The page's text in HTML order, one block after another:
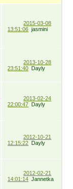
2015-03-08
13:51:06 jasmini
2013-10-28
23:51:40 Dayly
2013-02-24
22:00:47 Dayly
2012-10-21
12:15:22 Dayly
2012-02-21
14:01:14 Jannetka